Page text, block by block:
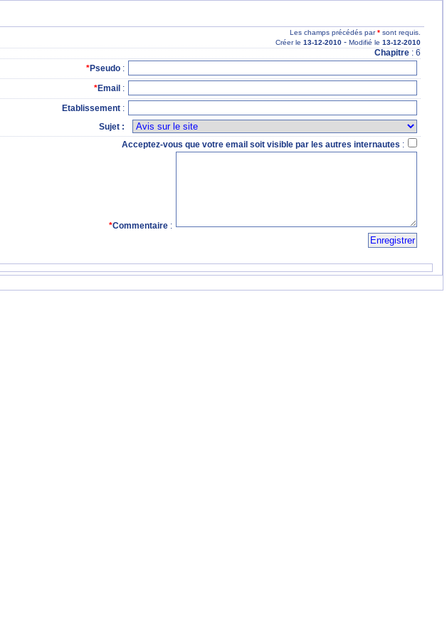
Les champs précédés par* sont requis.
Créer le 13-12-2010 - Modifié le 13-12-2010
Chapitre : 6
*Pseudo :
*Email :
Etablissement :
Sujet :
Acceptez-vous que votre email soit visible par les autres internautes :
*Commentaire: